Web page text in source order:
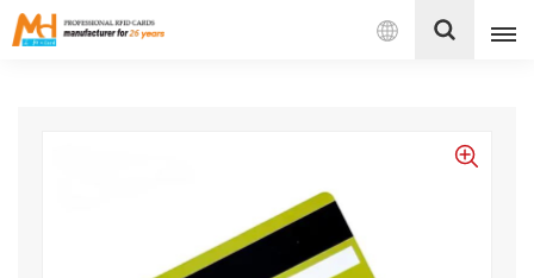
بالعربية
Français
Español